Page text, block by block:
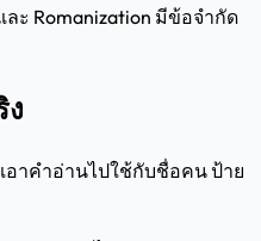
ะ Romanization มีข้อจำกัด
าคำอ่านไปใช้กับชื่อคน ป้าย